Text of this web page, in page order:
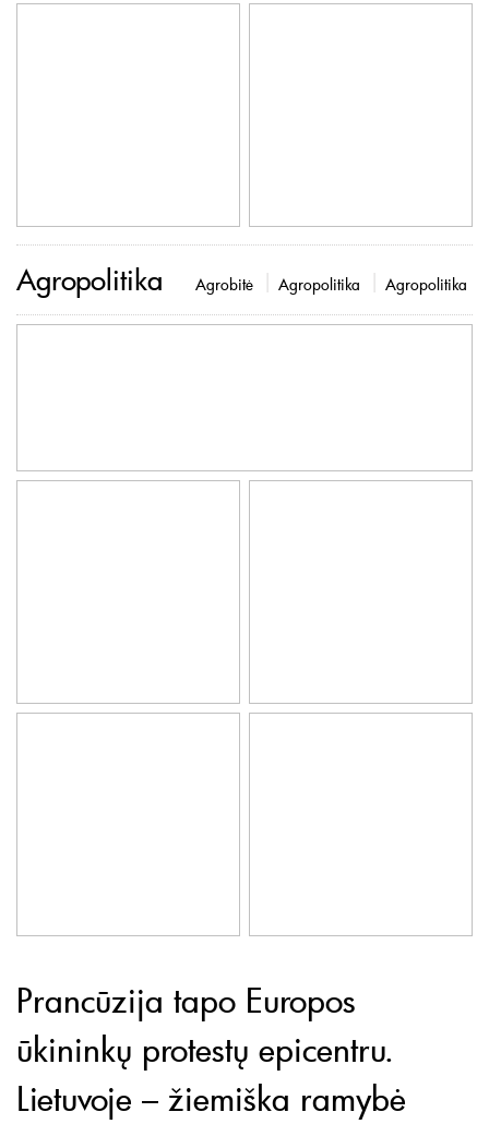
Agropolitika Agrobitė Agropolitika Agropolitika
Prancūzija tapo Europos
ūkininkų protestų epicentru.
Lietuvoje – žiemiška ramybė